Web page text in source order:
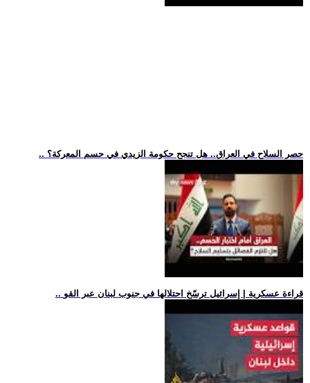
.. حصر السلاح في العراق.. هل تنجح حكومة الزيدي في حسم المعركة؟
.. قراءة عسكرية | إسرائيل ترسّخ احتلالها في جنوب لبنان عبر القو